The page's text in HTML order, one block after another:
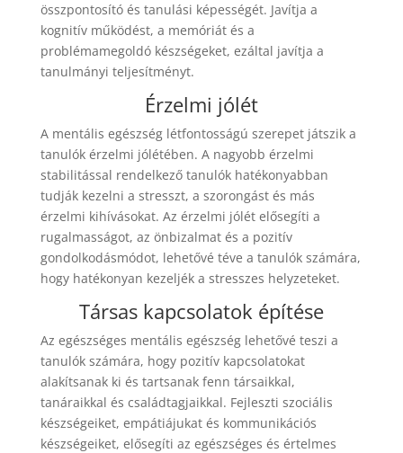
összpontosító és tanulási képességét. Javítja a
kognitív működést, a memóriát és a
problémamegoldó készségeket, ezáltal javítja a
tanulmányi teljesítményt.
Érzelmi jólét
A mentális egészség létfontosságú szerepet játszik a
tanulók érzelmi jólétében. A nagyobb érzelmi
stabilitással rendelkező tanulók hatékonyabban
tudják kezelni a stresszt, a szorongást és más
érzelmi kihívásokat. Az érzelmi jólét elősegíti a
rugalmasságot, az önbizalmat és a pozitív
gondolkodásmódot, lehetővé téve a tanulók számára,
hogy hatékonyan kezeljék a stresszes helyzeteket.
Társas kapcsolatok építése
Az egészséges mentális egészség lehetővé teszi a
tanulók számára, hogy pozitív kapcsolatokat
alakítsanak ki és tartsanak fenn társaikkal,
tanáraikkal és családtagjaikkal. Fejleszti szociális
készségeiket, empátiájukat és kommunikációs
készségeiket, elősegíti az egészséges és értelmes